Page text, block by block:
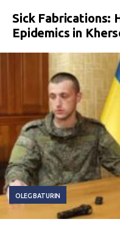
Sick Fabrications:
Epidemics in
OLEG BATURIN